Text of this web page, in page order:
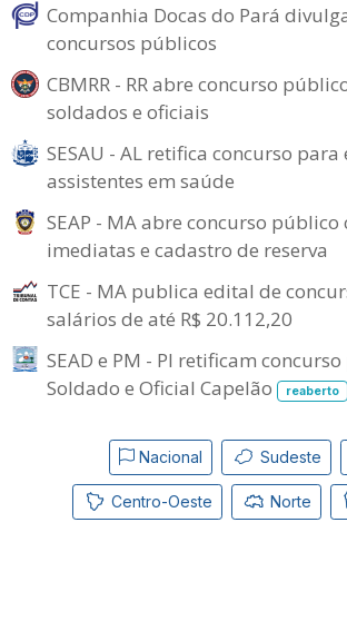
Companhia Docas do Pará
concursos públicos
CBMRR - RR abre concurso
soldados e oficiais
SESAU - AL retifica concurso
assistentes em saúde
SEAP - MA abre concurso público
imediatas e cadastro de reserva
TCE - MA publica edital de
salários de até R$ 20.112,20
SEAD e PM - PI retificam
Soldado e Oficial Capelão
reaberto
Nacional Sudeste
Centro-Oeste Norte